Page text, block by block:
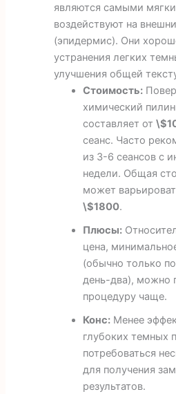
являются самыми
воздействуют на
(эпидермис). Они
устранения легких
улучшения общей
Стоимость:
химический
составляет от
сеанс. Часто
из 3-6 сеансов с
недели. Общая
может
\$1800.
Плюсы:
цена,
(обычно только
день-два), можно
процедуру чаще.
Конс:Менее
глубоких темных
потребоваться
для получения
результатов.